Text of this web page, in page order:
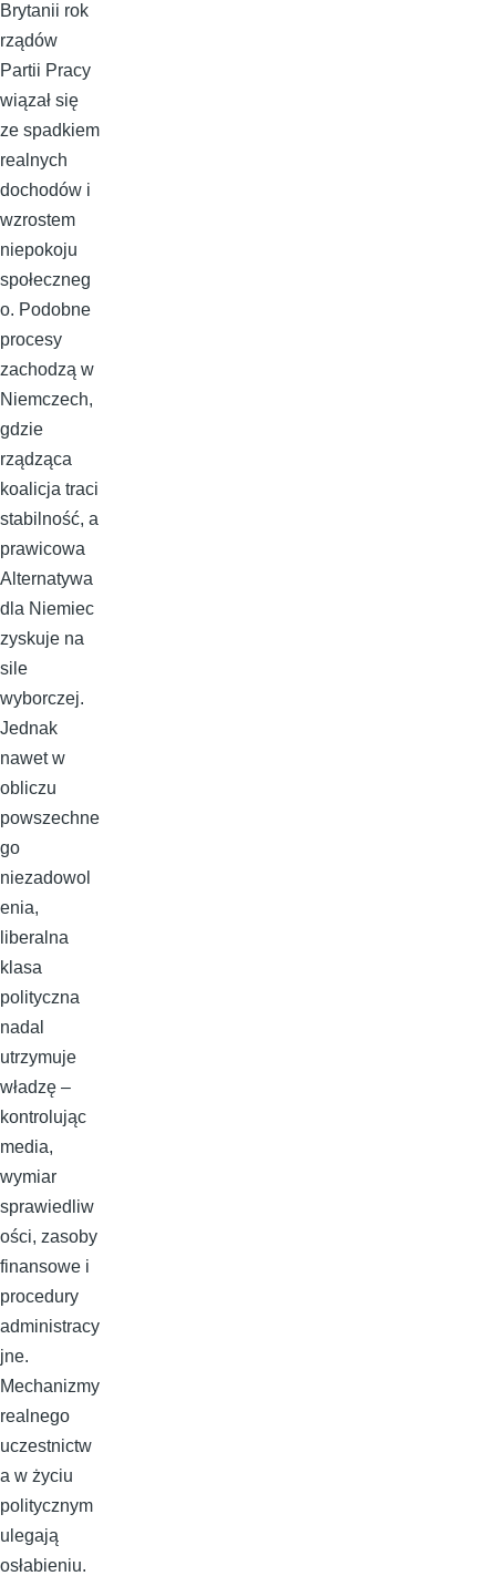
Brytanii rok
rządów
Partii Pracy
wiązał się
ze spadkiem
realnych
dochodów i
wzrostem
niepokoju
społeczneg
o. Podobne
procesy
zachodzą w
Niemczech,
gdzie
rządząca
koalicja traci
stabilność, a
prawicowa
Alternatywa
dla Niemiec
zyskuje na
sile
wyborczej.
Jednak
nawet w
obliczu
powszechne
go
niezadowol
enia,
liberalna
klasa
polityczna
nadal
utrzymuje
władzę –
kontrolując
media,
wymiar
sprawiedliw
ości, zasoby
finansowe i
procedury
administracy
jne.
Mechanizmy
realnego
uczestnictw
a w życiu
politycznym
ulegają
osłabieniu.